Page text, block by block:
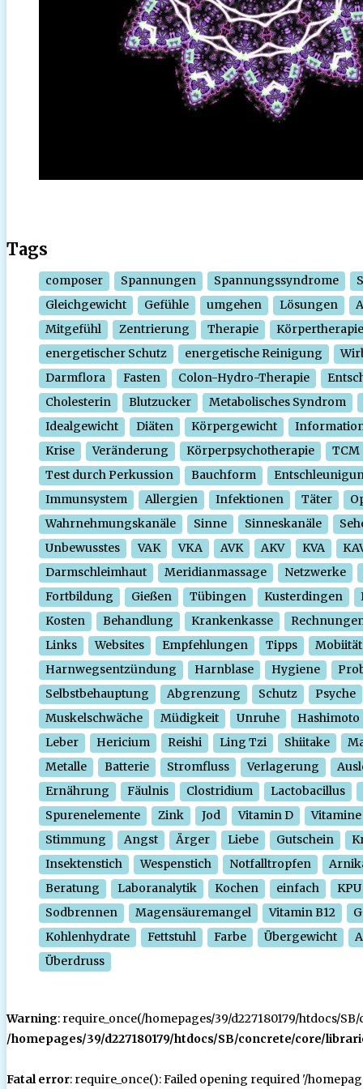
Tags
composer Spannungen Spannungssyndrome
Gleichgewicht
Gefühle umgehen Lösungen
Mitgefühl
Zentrierung Therapie
Körpertherapie
energetischer Schutz
energetische Reinigung
Darmflora
Fasten Colon-Hydro-Therapie
Cholesterin
Blutzucker
Metabolisches Syndrom
Idealgewicht
Diäten Körpergewicht
Krise
Veränderung Körperpsychotherapie
TCM
Test durch Perkussion
Bauchform
Immunsystem
Allergien Infektionen Täter
Wahrnehmungskanäle
Sinne Sinneskanäle
Unbewusstes
VAK VKA AVK AKV KVA
Darmschleimhaut
Meridianmassage
Netzwerke
Fortbildung
Gießen Tübingen Kusterdingen
Kosten
Behandlung Krankenkasse
Links
Websites Empfehlungen Tipps
Mobiität
Harnwegsentzündung
Harnblase Hygiene
Selbstbehauptung
Abgrenzung Schutz
Psyche
Muskelschwäche
Müdigkeit Unruhe
Hashimoto
Leber
Hericium Reishi Ling Tzi Shiitake
Metalle
Batterie Stromfluss Verlagerung
Ernährung
Fäulnis Clostridium
Lactobacillus
Spurenelemente
Zink Jod Vitamin D
Vitamine
Stimmung
Angst Ärger Liebe Gutschein
Insektenstich
Wespenstich Notfalltropfen
Beratung
Laboranalytik Kochen einfach
KPU
Sodbrennen
Magensäuremangel Vitamin B12
Kohlenhydrate
Fettstuhl Farbe Übergewicht
Überdruss
Warning: require_once(/homepages/39/d227180179/htdocs/
/homepages/39/d227180179/htdocs/SB/concrete/core/
Fatal error: require_once(): Failed opening required '/